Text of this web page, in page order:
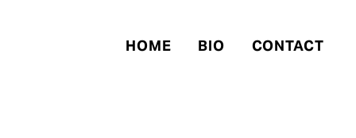
HOME BIO CONTACT